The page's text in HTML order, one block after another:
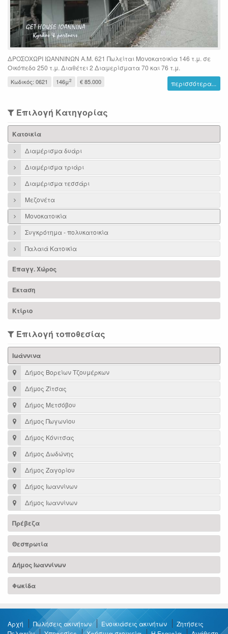
ΔΡΟΣΟΧΩΡΙ ΙΩΑΝΝΙΝΩΝ Α.Μ. 621 Πωλείται Μονοκατοικία 146 τ.μ. σε
Οικόπεδο 250 τ.μ. Διαθέτει 2 Διαμερίσματα 70 και 76 τ.μ.
Κωδικός: 0621 146μ2 € 85.000 περισσότερα...
Επιλογή Κατηγορίας
Κατοικία
Διαμέρισμα δυάρι
Διαμέρισμα τριάρι
Διαμέρισμα τεσσάρι
Μεζονέτα
Μονοκατοικία
Συγκρότημα - πολυκατοικία
Παλαιά Κατοικία
Επαγγ. Χώρος
Έκταση
Κτίριο
Επιλογή τοποθεσίας
Ιωάννινα
Δήμος Βορείων Τζουμέρκων
Δήμος Ζίτσας
Δήμος Μετσόβου
Δήμος Πωγωνίου
Δήμος Κόνιτσας
Δήμος Δωδώνης
Δήμος Ζαγορίου
Δήμος Ιωαννίνων
Δήμος Ιωαννίνων
Πρέβεζα
Θεσπρωτία
Δήμος Ιωαννίνων
Φωκίδα
Αρχή Πωλήσεις ακινήτων Ενοικιάσεις ακινήτων
Ζητήσεις